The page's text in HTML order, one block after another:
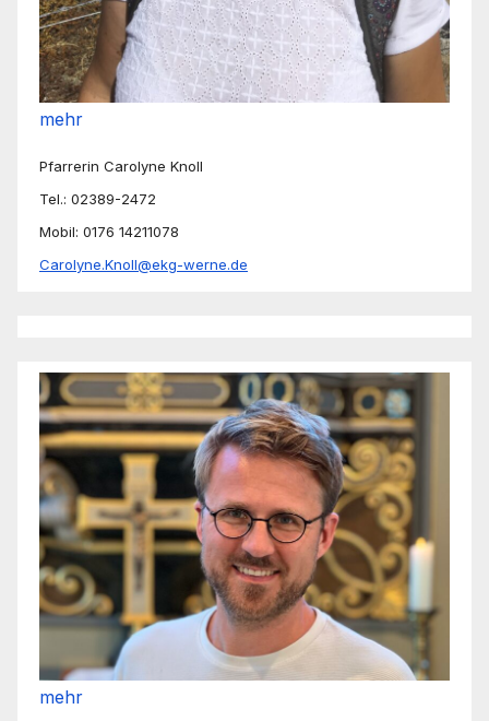
mehr
Pfarrerin Carolyne Knoll
Tel.: 02389-2472
Mobil: 0176 14211078
Carolyne.Knoll@ekg-werne.de
mehr